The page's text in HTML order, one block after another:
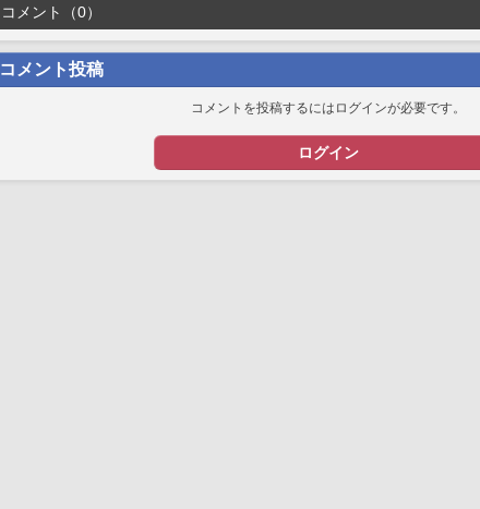
コメント（0）
コメント投稿
コメントを投稿するにはログインが必要です。
ログイン